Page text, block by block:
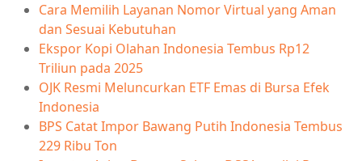
Cara Memilih Layanan Nomor Virtual yang Aman
dan Sesuai Kebutuhan
Ekspor Kopi Olahan Indonesia Tembus Rp12
Triliun pada 2025
OJK Resmi Meluncurkan ETF Emas di Bursa Efek
Indonesia
BPS Catat Impor Bawang Putih Indonesia Tembus
229 Ribu Ton